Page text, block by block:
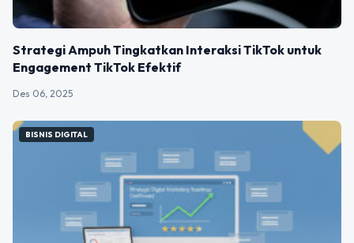
Strategi Ampuh Tingkatkan Interaksi TikTok untuk
Engagement TikTok Efektif
Des 06, 2025
BISNIS DIGITAL